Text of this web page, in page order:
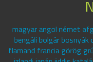
magyar angol német
bengáli bolgár
flamand francia görög